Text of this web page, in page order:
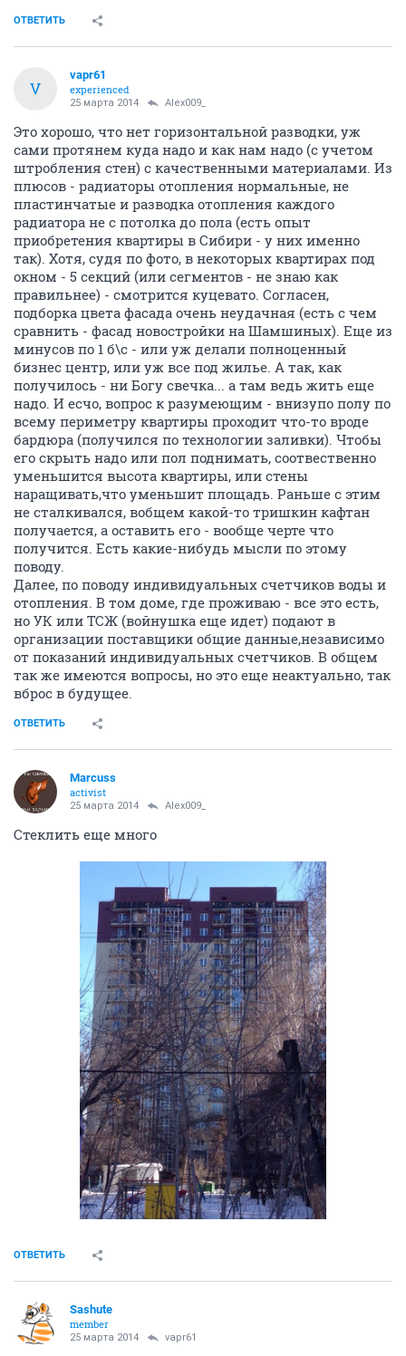
ОТВЕТИТЬ
V
vapr61
experienced
25 марта 2014 Alex009_
Это хорошо, что нет горизонтальной разводки, уж
сами протянем куда надо и как нам надо (с учетом
штробления стен) с качественными материалами. Из
плюсов - радиаторы отопления нормальные, не
пластинчатые и разводка отопления каждого
радиатора не с потолка до пола (есть опыт
приобретения квартиры в Сибири - у них именно
так). Хотя, судя по фото, в некоторых квартирах под
окном - 5 секций (или сегментов - не знаю как
правильнее) - смотрится куцевато. Согласен,
подборка цвета фасада очень неудачная (есть с чем
сравнить - фасад новостройки на Шамшиных). Еще из
минусов по 1 б\с - или уж делали полноценный
бизнес центр, или уж все под жилье. А так, как
получилось - ни Богу свечка... а там ведь жить еще
надо. И есчо, вопрос к разумеющим - внизупо полу по
всему периметру квартиры проходит что-то вроде
бардюра (получился по технологии заливки). Чтобы
его скрыть надо или пол поднимать, соотвественно
уменьшится высота квартиры, или стены
наращивать,что уменьшит площадь. Раньше с этим
не сталкивался, вобщем какой-то тришкин кафтан
получается, а оставить его - вообще черте что
получится. Есть какие-нибудь мысли по этому
поводу.
Далее, по поводу индивидуальных счетчиков воды и
отопления. В том доме, где проживаю - все это есть,
но УК или ТСЖ (войнушка еще идет) подают в
организации поставщики общие данные,независимо
от показаний индивидуальных счетчиков. В общем
так же имеются вопросы, но это еще неактуально, так
вброс в будущее.
ОТВЕТИТЬ
Marcuss
activist
25 марта 2014 Alex009_
Стеклить еще много
ОТВЕТИТЬ
Sashute
member
25 марта 2014 vapr61